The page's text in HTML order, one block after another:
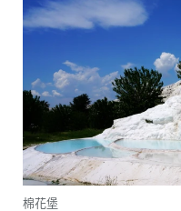
棉花堡